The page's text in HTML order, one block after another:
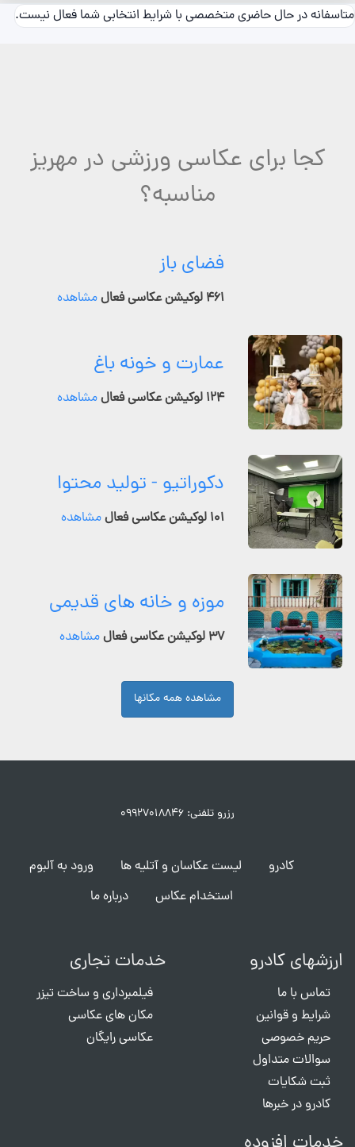
متاسفانه در حال حاضری متخصصی با شرایط انتخابی شما فعال نیست.
کجا برای عکاسی ورزشی در مهریز
مناسبه؟
فضای باز
۴۶۱ لوکیشن عکاسی فعال مشاهده
عمارت و خونه باغ
۱۲۴ لوکیشن عکاسی فعال مشاهده
دکوراتیو - تولید محتوا
۱۰۱ لوکیشن عکاسی فعال مشاهده
موزه و خانه های قدیمی
۳۷ لوکیشن عکاسی فعال مشاهده
مشاهده همه مکانها
رزرو تلفنی: ۰۹۹۲۷۰۱۸۸۴۶
کادرو لیست عکاسان و آتلیه ها
ورود به آلبوم
استخدام عکاس
درباره ما
ارزشهای کادرو
تماس با ما
شرایط و قوانین
حریم خصوصی
سوالات متداول
ثبت شکایات
کادرو در خبرها
خدمات تجاری
فیلمبرداری و ساخت تیزر
مکان های عکاسی
عکاسی رایگان